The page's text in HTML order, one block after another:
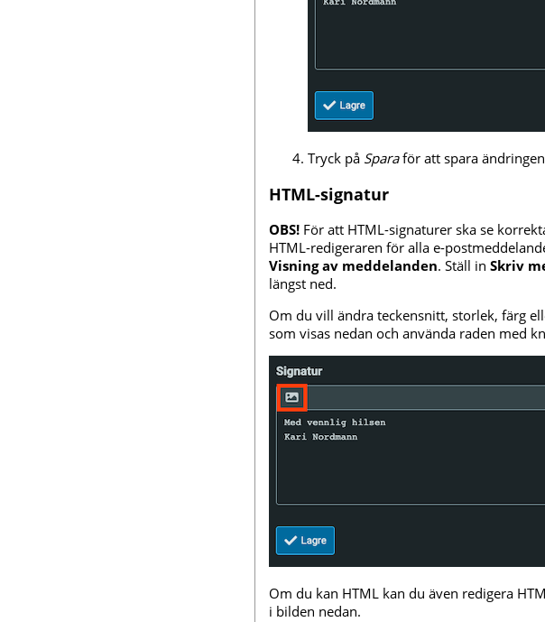
Tryck på Sparaför att spara ändringen
HTML-signatur
OBS! För att HTML-signaturer ska se
HTML-redigeraren för alla e-
Visning av meddelanden. Ställ in Skriv
längst ned.
Om du vill ändra teckensnitt, storlek, färg
som visas nedan och använda raden med
Om du kan HTML kan du även redigera
i bilden nedan.